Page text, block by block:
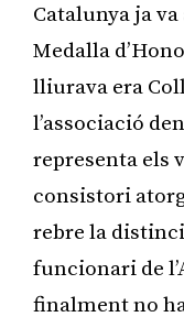
Catalunya ja
Medalla
lliurava era
l’associació
representa els
consistori
rebre la
funcionari de
finalment no